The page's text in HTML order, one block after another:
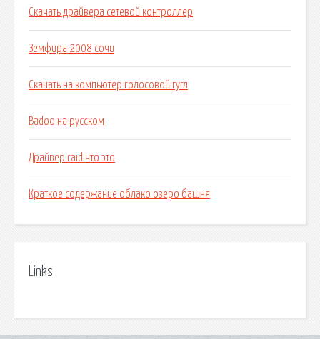
Скачать драйвера сетевой контроллер
Земфира 2008 сочи
Скачать на компьютер голосовой гугл
Badoo на русском
Драйвер raid что это
Краткое содержание облако озеро башня
Links